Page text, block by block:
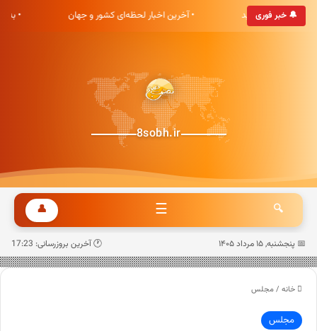
🔔 خبر فوری
هشت صبح خوش آمدید • آخرین اخبار لحظه‌ای کشور و جهان •
8sobh.ir
🔍
☰
👤
📅 پنجشنبه, ۱۵ مرداد ۱۴۰۵ 🕐 آخرین بروزرسانی: 17:23
خانه /مجلس
مجلس